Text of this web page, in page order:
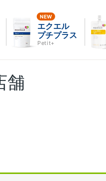
エクエル
プチプラス
Petit+
舗